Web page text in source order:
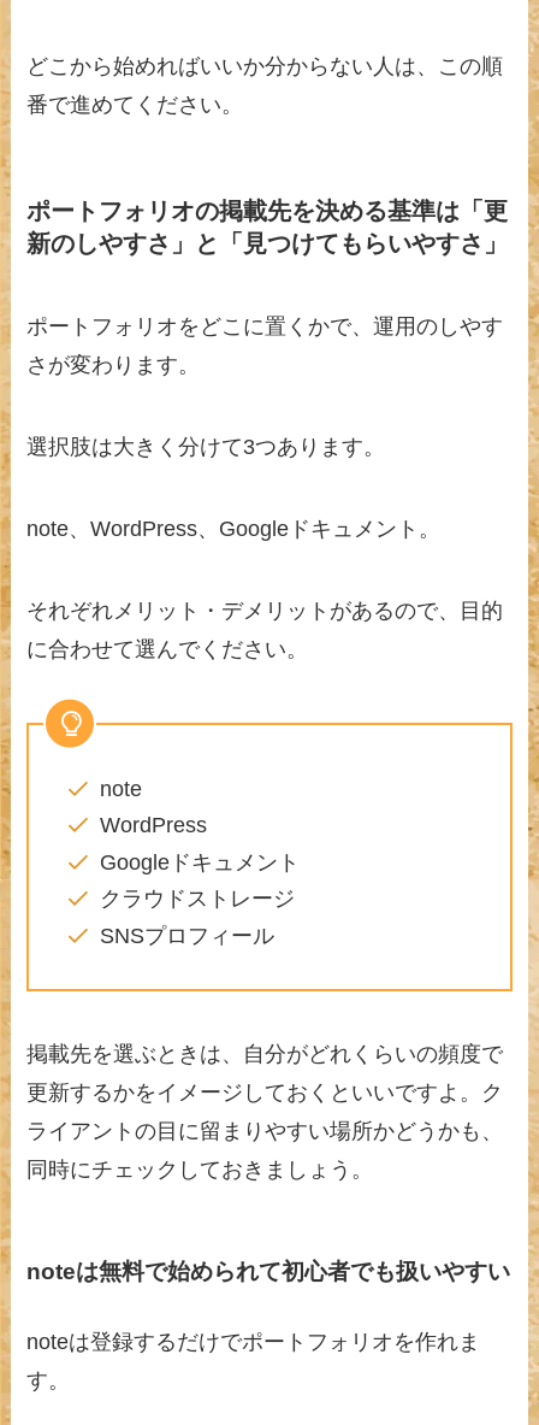
どこから始めればいいか分からない人は、この順
番で進めてください。
ポートフォリオの掲載先を決める基準は「更
新のしやすさ」と「見つけてもらいやすさ」
ポートフォリオをどこに置くかで、運用のしやす
さが変わります。
選択肢は大きく分けて3つあります。
note、WordPress、Googleドキュメント。
それぞれメリット・デメリットがあるので、目的
に合わせて選んでください。
note
WordPress
Googleドキュメント
クラウドストレージ
SNSプロフィール
掲載先を選ぶときは、自分がどれくらいの頻度で
更新するかをイメージしておくといいですよ。ク
ライアントの目に留まりやすい場所かどうかも、
同時にチェックしておきましょう。
noteは無料で始められて初心者でも扱いやすい
noteは登録するだけでポートフォリオを作れま
す。